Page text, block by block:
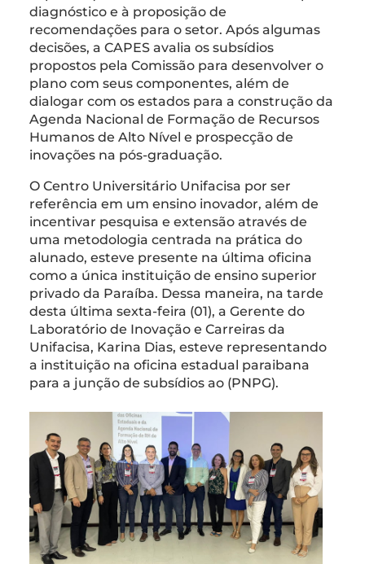
diagnóstico e à proposição de
recomendações para o setor. Após algumas
decisões, a CAPES avalia os subsídios
propostos pela Comissão para desenvolver o
plano com seus componentes, além de
dialogar com os estados para a construção da
Agenda Nacional de Formação de Recursos
Humanos de Alto Nível e prospecção de
inovações na pós-graduação.
O Centro Universitário Unifacisa por ser
referência em um ensino inovador, além de
incentivar pesquisa e extensão através de
uma metodologia centrada na prática do
alunado, esteve presente na última oficina
como a única instituição de ensino superior
privado da Paraíba. Dessa maneira, na tarde
desta última sexta-feira (01), a Gerente do
Laboratório de Inovação e Carreiras da
Unifacisa, Karina Dias, esteve representando
a instituição na oficina estadual paraibana
para a junção de subsídios ao (PNPG).